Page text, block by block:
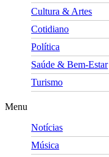
Cultura & Artes
Cotidiano
Política
Saúde & Bem-Estar
Turismo
Menu
Notícias
Música